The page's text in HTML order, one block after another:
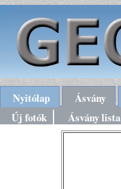
Nyitólap Ásvány
Új fotók
Ásvány lista